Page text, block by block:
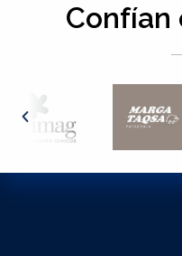
Confían